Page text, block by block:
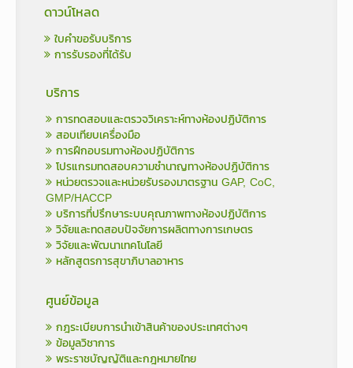
ดาวน์โหลด
ใบคำขอรับบริการ
การรับรองที่ได้รับ
บริการ
การทดสอบและตรวจวิเคราะห์ทางห้องปฏิบัติการ
สอบเทียบเครื่องมือ
การฝึกอบรมทางห้องปฏิบัติการ
โปรแกรมทดสอบความชำนาญทางห้องปฏิบัติการ
หน่วยตรวจและหน่วยรับรองมาตรฐาน GAP, CoC,
GMP/HACCP
บริการที่ปรึกษาระบบคุณภาพทางห้องปฏิบัติการ
วิจัยและทดสอบปัจจัยการผลิตทางการเกษตร
วิจัยและพัฒนาเทคโนโลยี
หลักสูตรการสุขาภิบาลอาหาร
ศูนย์ข้อมูล
กฎระเบียบการนำเข้าสินค้าของประเทศต่างๆ
ข้อมูลวิชาการ
พระราชบัญญัติและกฎหมายไทย